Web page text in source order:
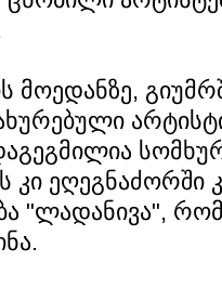
მოედანზე,
დაგეგმილია
კი ეღეგნაძორში
"ლადანივა",